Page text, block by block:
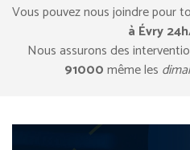
Vous pouvez nous joindre pour
à Évry
Nous assurons des
91000même les